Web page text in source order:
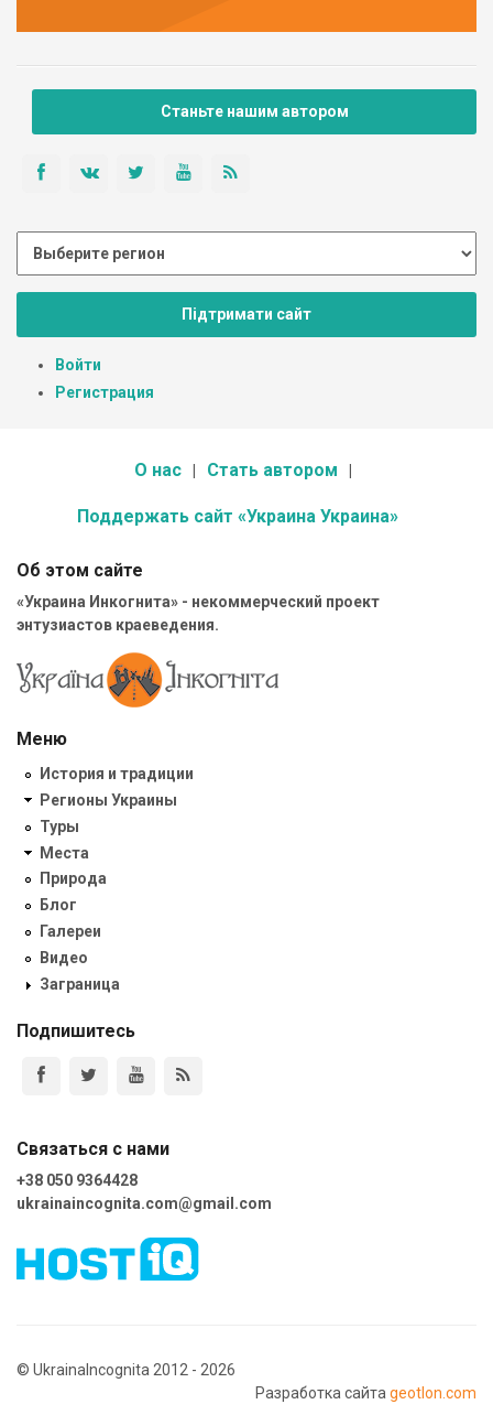
Станьте нашим автором
Підтримати сайт
Войти
Регистрация
О нас Стать автором
Поддержать сайт «Украина Украина»
Об этом сайте
«Украина Инкогнита» - некоммерческий проект
энтузиастов краеведения.
Меню
История и традиции
Регионы Украины
Туры
Места
Природа
Блог
Галереи
Видео
Заграница
Подпишитесь
Связаться с нами
+38 050 9364428
ukrainaincognita.com@gmail.com
© UkrainaIncognita 2012 - 2026
Разработка сайта geotlon.com